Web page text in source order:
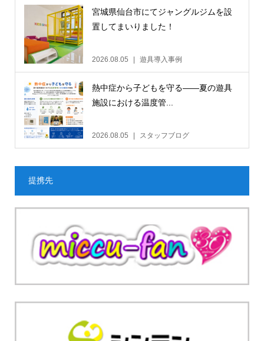
宮城県仙台市にてジャングルジムを設
置してまいりました！
2026.08.05 遊具導入事例
熱中症から子どもを守る——夏の遊具
施設における温度管...
2026.08.05 スタッフブログ
提携先